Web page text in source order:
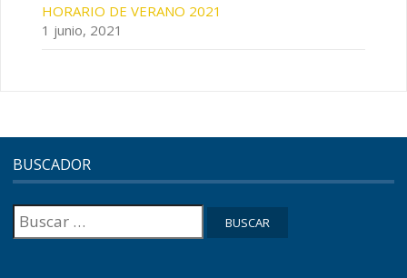
HORARIO DE VERANO 2021
1 junio, 2021
BUSCADOR
Buscar: